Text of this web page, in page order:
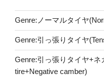
Genre:ノーマルタイヤ
Genre:引っ張りタイヤ
Genre:引っ張りタイヤ+ネ
tire+Negative camber)